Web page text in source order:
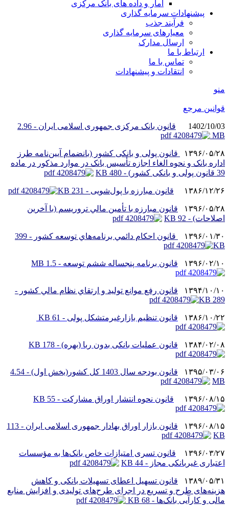
آمار و داده های بانک مرکزی
پیشنهادات سرمایه گذاری
فرآیند جذب
معیارهای سرمایه گذاری
ارسال مدارک
ارتباط با ما
تماس با ما
انتقادات و پیشنهادات
منو
قوانین مرجع
1402/10/03
قانون بانک مرکزی جمهوری اسلامی ایران - 2.96
MB
۱۳۹۶/۰۵/۲۸
قانون پولی و بانکی کشور (بانضمام آیین‌نامه طرز
اداره بانک و نحوه الغاء اجازه تأسیس بانک در موارد مذکور در ماده
39 قانون پولی و بانکی کشور) - 480 KB
۱۳۸۶/۱۲/۲۶ قانون مبارزه با پول‌شویی - 231 KB
۱۳۹۶/۰۵/۲۸
قانون مبارزه با تأمين مالي تروريسم (با آخرین
اصلاحات) - 92 KB
۱۳۹۶/۰۱/۳۰
قانون احکام دائمي برنامه‌هاي توسعه کشور - 399
KB
۱۳۹۶/۰۲/۱۰ قانون برنامه پنجساله ششم توسعه - 1.5 MB
۱۳۹۴/۱۰/۱۰
قانون رفع موانع توليد و ارتقاي نظام مالي کشور -
289 KB
۱۳۸۶/۱۰/۲۲ قانون تنظیم بازارغیرمتشکل پولی - 61 KB
۱۳۸۴/۰۲/۰۸ قانون عمليات بانکی بدون ربا (بهره) - 178 KB
۱۳۹۵/۰۳/۰۶
قانون بودجه سال 1403 کل کشور(بخش اول) - 4.54
MB
۱۳۹۶/۰۸/۱۵ قانون نحوه انتشار اوراق مشارکت - 55 KB
۱۳۹۶/۰۸/۱۵
قانون بازار اوراق بهادار جمهوری اسلامی ایران - 113
KB
۱۳۹۶/۰۳/۲۷
قانون تسری امتیازات خاص بانک‌ها به مؤسسات
اعتباری غیربانکی مجاز - 44 KB
۱۳۸۹/۰۵/۳۱
قانون تسهیل اعطای تسهیلات بانکی و کاهش
هزینه‌های طرح و تسریع در اجرای طرح‌های تولیدی و افزایش منابع
مالی و کارآیی بانک‌ها - 68 KB